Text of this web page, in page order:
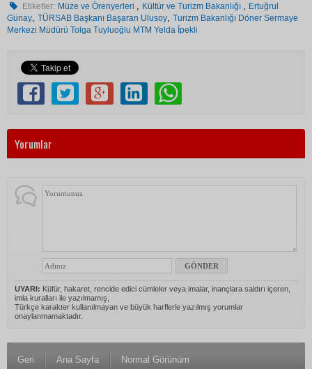
Etiketler: Müze ve Örenyerleri , Kültür ve Turizm Bakanlığı , Ertuğrul
Günay, TÜRSAB Başkanı Başaran Ulusoy, Turizm Bakanlığı Döner Sermaye
Merkezi Müdürü Tolga Tuyluoğlu MTM Yelda İpekli
Yorumlar
UYARI: Küfür, hakaret, rencide edici cümleler veya imalar, inançlara saldırı içeren,
imla kuralları ile yazılmamış,
Türkçe karakter kullanılmayan ve büyük harflerle yazılmış yorumlar
onaylanmamaktadır.
Geri Ana Sayfa Normal Görünüm